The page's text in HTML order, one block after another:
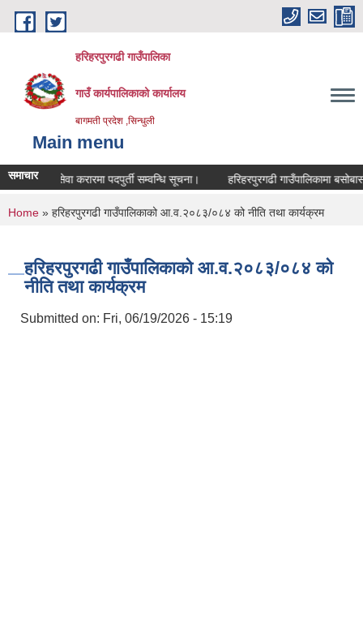
Skip to main content
हरिहरपुरगढी गाउँपालिका
गाउँ कार्यपालिकाको कार्यालय
बागमती प्रदेश ,सिन्धुली
Main menu
समाचार सेवा करारमा पदपुर्ती सम्वन्धि सूचना। हरिहरपुरगढी गाउँपालिकामा
You are here
Home » हरिहरपुरगढी गाउँपालिकाको आ.व.२०८३/०८४ को नीति तथा कार्यक्रम
हरिहरपुरगढी गाउँपालिकाको आ.व.२०८३/०८४ को
नीति तथा कार्यक्रम
Submitted on: Fri, 06/19/2026 - 15:19